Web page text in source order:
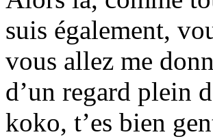
suis également,
vous allez me
d’un regard plein
koko, t’es bien